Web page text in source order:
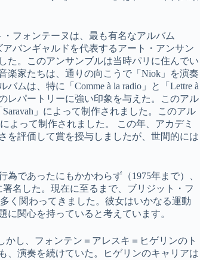
フォンテーヌは、最も有名なアルバム
アバンギャルドを代表するアート・アンサン
た。このアンサンブルは当時パリに住んでい
楽家たちは、通りの向こうで「Niok」を演奏
ムは、特に「Comme à la radio」と「Lettre à
のレパートリーに強い印象を与えた。このアル
」によって制作されました。このアル
よって制作されました。 この年、アカデミ
を評価して賞を授与しましたが、世間的には
であったにもかかわらず（1975年まで）、
名した。現在に至るまで、ブリジット・フ
く関わってきました。彼女はいかなる運動
関心を持っていると考えています。
かし、フォンテン＝アレスキ＝ヒゲリンのト
、演奏を続けていた。ヒゲリンのキャリアは